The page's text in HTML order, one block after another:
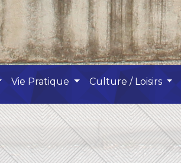
Vie Pratique Culture / Loisirs